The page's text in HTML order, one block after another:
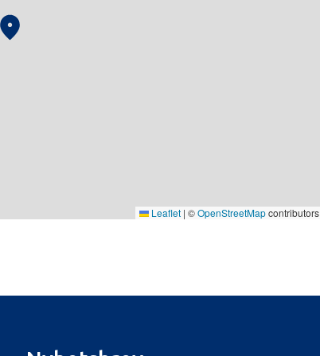
Leaflet | ©OpenStreetMapcontributors